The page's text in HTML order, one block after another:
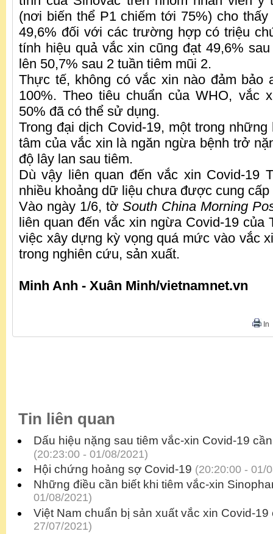
(nơi biến thể P1 chiếm tới 75%) cho
49,6% đối với các trường hợp có triệu
tính hiệu quả vắc xin cũng đạt 49,6%
lên 50,7% sau 2 tuần tiêm mũi 2.
Thực tế, không có vắc xin nào đảm bảo
100%. Theo tiêu chuẩn của WHO, vắc
50% đã có thể sử dụng.
Trong đại dịch Covid-19, một trong
tâm của vắc xin là ngăn ngừa bệnh trở
độ lây lan sau tiêm.
Dù vậy liên quan đến vắc xin Covid-19
nhiều khoảng dữ liệu chưa được cung cấp
Vào ngày 1/6, tờ South China Morning
liên quan đến vắc xin ngừa Covid-19 của
việc xây dựng kỳ vọng quá mức vào vắc
trong nghiên cứu, sản xuất.
Minh Anh - Xuân Minh/vietnamnet.vn
In
Tin liên quan
Dấu hiệu nặng sau tiêm vắc-xin Covid-19
(20:23:00 - 01/08/2021)
Hội chứng hoảng sợ Covid-19 (20:20:00 - 01/
Những điều cần biết khi tiêm vắc-xin
01/08/2021)
Việt Nam chuẩn bị sản xuất vắc xin Covid-19
27/07/2021)